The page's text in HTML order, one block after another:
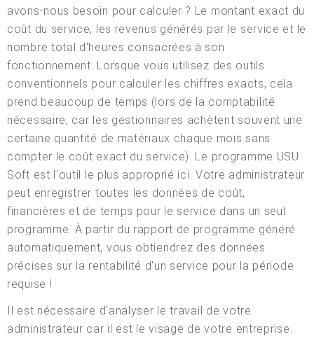
avons-nous besoin pour calculer ? Le montant exact du
coût du service, les revenus générés par le service et le
nombre total d'heures consacrées à son
fonctionnement. Lorsque vous utilisez des outils
conventionnels pour calculer les chiffres exacts, cela
prend beaucoup de temps (lors de la comptabilité
nécessaire, car les gestionnaires achètent souvent une
certaine quantité de matériaux chaque mois sans
compter le coût exact du service). Le programme USU
Soft est l'outil le plus approprié ici. Votre administrateur
peut enregistrer toutes les données de coût,
financières et de temps pour le service dans un seul
programme. À partir du rapport de programme généré
automatiquement, vous obtiendrez des données
précises sur la rentabilité d'un service pour la période
requise !
Il est nécessaire d'analyser le travail de votre
administrateur car il est le visage de votre entreprise.